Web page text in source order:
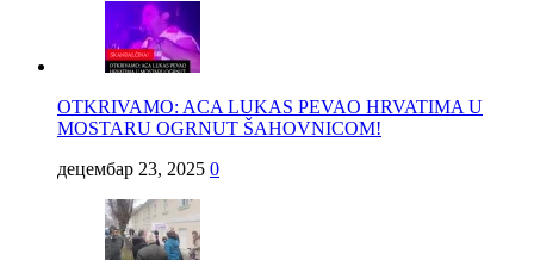
OTKRIVAMO: ACA LUKAS PEVAO HRVATIMA U
MOSTARU OGRNUT ŠAHOVNICOM!
децембар 23, 2025 0